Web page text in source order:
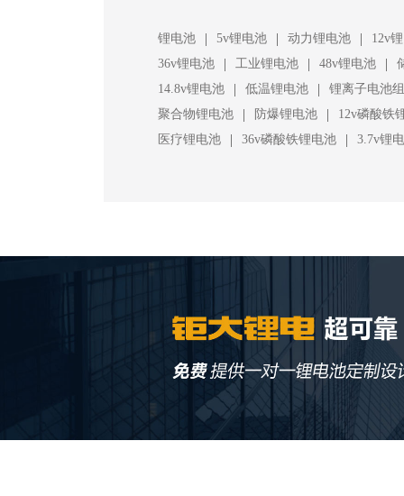
锂电池 | 5v锂电池 | 动力锂电池 |
12v
36v锂电池
| 工业锂电池 | 48v锂电池 |
14.8v锂电池
| 低温锂电池 |
锂离子电池组
聚合物锂电池
| 防爆锂电池 |
12v磷酸铁
医疗锂电池
| 36v磷酸铁锂电池 | 3.7v锂